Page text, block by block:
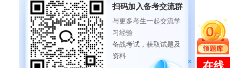
扫码加入备考交流群
与更多考生一起交流学
习经验
备战考试，获取试题及
资料